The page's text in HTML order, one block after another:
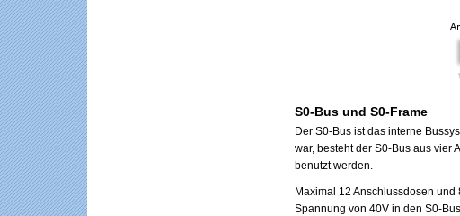
S0-Bus und S0-Frame
Der S0-Bus ist das interne
war, besteht der S0-Bus aus vier
benutzt werden.
Maximal 12 Anschlussdosen
Spannung von 40V in den S0-